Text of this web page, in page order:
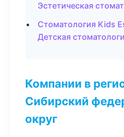
Эстетическая
Стоматология Kids
Детская
Компании в
Сибирский
округ